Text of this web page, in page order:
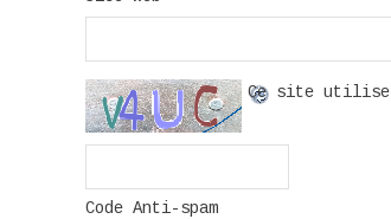
Code Anti-spam
Ce site utilise